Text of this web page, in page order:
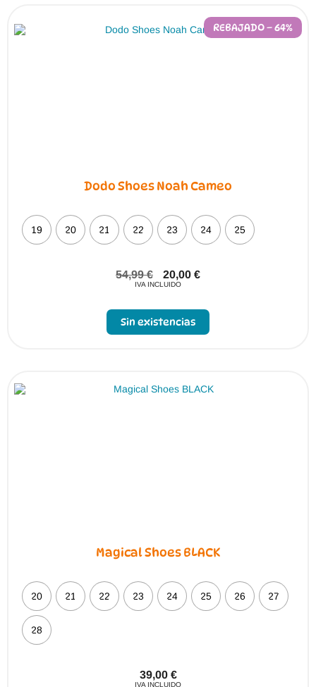
REBAJADO – 64%
Dodo Shoes Noah Cameo
19 20 21 22 23 24 25
54,99€ 20,00 €
IVA INCLUIDO
Sin existencias
Magical Shoes BLACK
20 21 22 23 24 25 26 27
28
39,00 €
IVA INCLUIDO